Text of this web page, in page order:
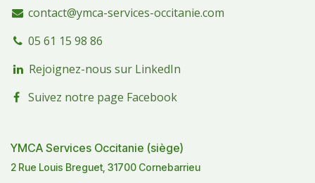
contact@ymca-services-occitanie.com
05 61 15 98 86
Rejoignez-nous sur LinkedIn
Suivez notre page Facebook
YMCA Services Occitanie (siège)
2 Rue Louis Breguet, 31700 Cornebarrieu